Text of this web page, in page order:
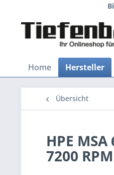
Home Hersteller
Übersicht
HPE
7200